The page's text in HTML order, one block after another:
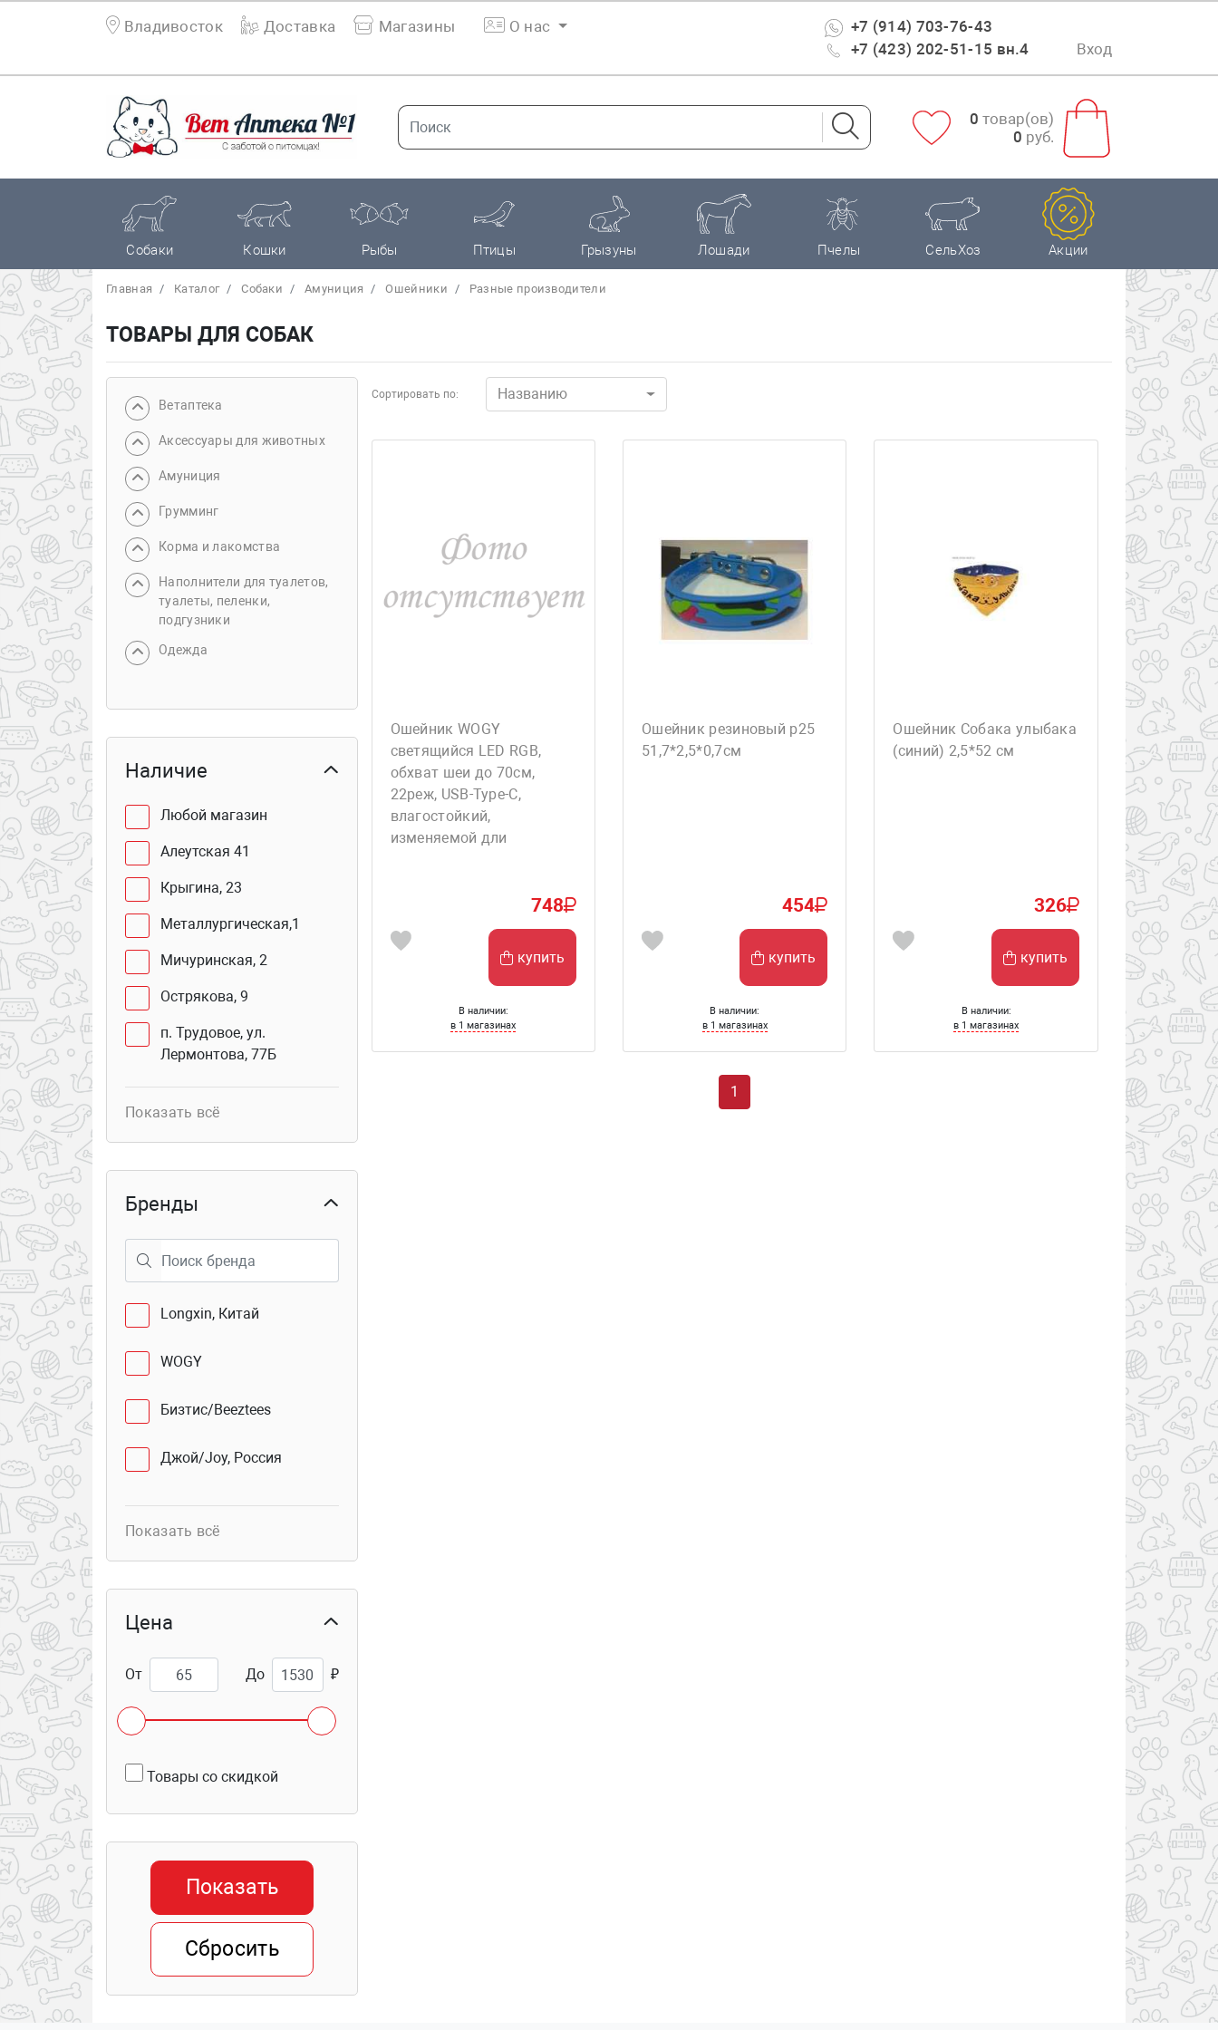
Владивосток Доставка Магазины О нас
+7 (914) 703-76-43
+7 (423) 202-51-15 вн.4
Вход
0 товар(ов)
0 руб.
Собаки Кошки Рыбы Птицы Грызуны Лошади Пчелы СельХоз Акции
Главная Каталог Собаки Амуниция Ошейники Разные производители
ТОВАРЫ ДЛЯ СОБАК
Bетаптека
Аксессуары для животных
Амуниция
Грумминг
Корма и лакомства
Наполнители для туалетов,
туалеты, пеленки,
подгузники
Одежда
Наличие
Любой магазин
Алеутская 41
Крыгина, 23
Металлургическая,1
Мичуринская, 2
Острякова, 9
п. Трудовое, ул.
Лермонтова, 77Б
Юмашева, 2 В
103б)
Столетия Владивостока,
40
Семёновская 25
Показать всё
Бренды
Longxin, Китай
WOGY
Бизтис/Beeztees
Джой/Joy, Россия
Показать всё
Цена
От До ₽
Товары со скидкой
Показать
Сбросить
Сортировать по: Названию
Ошейник WOGY
светящийся LED RGB,
обхват шеи до 70см,
22реж, USB-Type-C,
влагостойкий,
изменяемой дли
748
купить
В наличии:
в 1 магазинах
Ошейник резиновый р25
51,7*2,5*0,7см
454
купить
В наличии:
в 1 магазинах
Ошейник Собака улыбака
(синий) 2,5*52 см
326
купить
В наличии:
в 1 магазинах
1